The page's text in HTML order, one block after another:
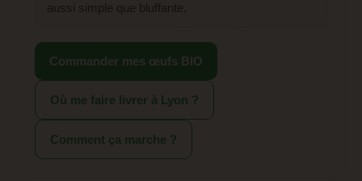
aussi simple que bluffante.
Commander mes œufs BIO
Où me faire livrer à Lyon ?
Comment ça marche ?